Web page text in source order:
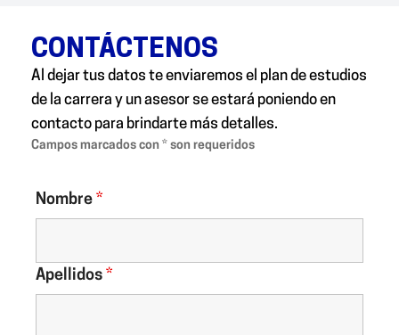
CONTÁCTENOS
Al dejar tus datos te enviaremos el plan de estudios
de la carrera y un asesor se estará poniendo en
contacto para brindarte más detalles.
Campos marcados con * son requeridos
Nombre *
Apellidos *